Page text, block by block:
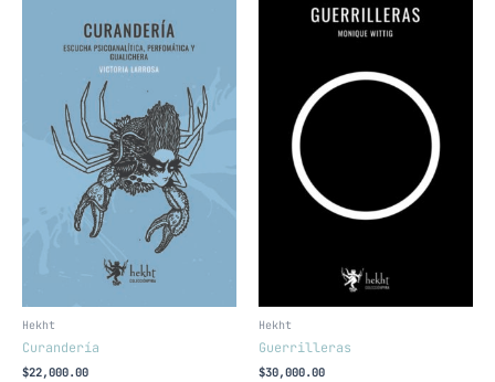
Hekht
Curandería
$22,000.00
Hekht
Guerrilleras
$30,000.00